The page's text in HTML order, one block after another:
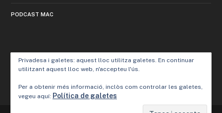
PODCAST MAC
Privadesa i galetes: aquest lloc utilitza galetes. En continuar
utilitzant aquest lloc web, n'accepteu l'ús.
Per a obtenir més informació, inclòs com controlar les galetes,
vegeu aquí: Política de galetes